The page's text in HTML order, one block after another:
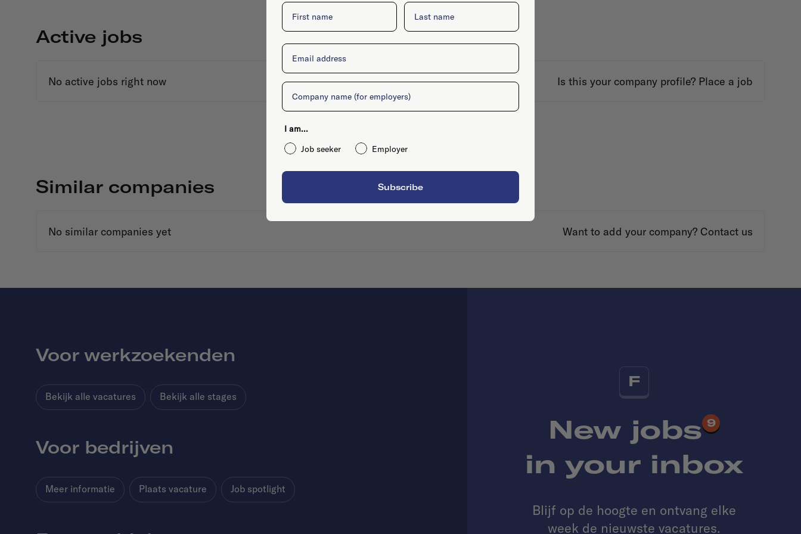
Active jobs
No active jobs right now Is this your company profile? Place a job
Similar companies
No similar companies yet Want to add your company? Contact us
F
New jobs 9
in your inbox
Blijf op de hoogte en ontvang elke
week de nieuwste vacatures.
Voor werkzoekenden
Bekijk alle vacatures Bekijk alle stages
Voor bedrijven
Meer informatie Plaats vacature Job spotlight
First name Last name
Email
Company
I am...
Job seeker
Employer
Subscribe